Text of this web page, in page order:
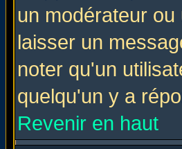
un modérateur
laisser un
noter qu'un
quelqu'un y a
Revenir en haut